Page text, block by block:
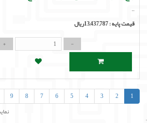
..
قیمت پایه :13,437,787ریال
1
2
3
4
5
6
7
8
9
نمایش 1 تا 21